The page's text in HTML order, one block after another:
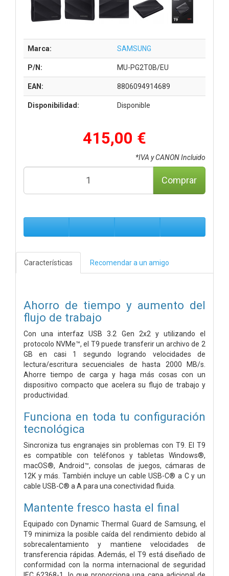
Marca: SAMSUNG
P/N: MU-PG2T0B/EU
EAN: 8806094914689
Disponibilidad: Disponible
415,00 €
*IVA y CANON Incluido
Comprar
Características Recomendar a un amigo
Ahorro de tiempo y aumento del
flujo de trabajo
Con una interfaz USB 3.2 Gen 2x2 y utilizando el
protocolo NVMe™, el T9 puede transferir un archivo de 2
GB en casi 1 segundo logrando velocidades de
lectura/escritura secuenciales de hasta 2000 MB/s.
Ahorre tiempo de carga y haga más cosas con un
dispositivo compacto que acelera su flujo de trabajo y
productividad.
Funciona en toda tu configuración
tecnológica
Sincroniza tus engranajes sin problemas con T9. El T9
es compatible con teléfonos y tabletas Windows®,
macOS®, Android™, consolas de juegos, cámaras de
12K y más. También incluye un cable USB-C® a C y un
cable USB-C® a A para una conectividad fluida.
Mantente fresco hasta el final
Equipado con Dynamic Thermal Guard de Samsung, el
T9 minimiza la posible caída del rendimiento debido al
sobrecalentamiento y mantiene velocidades de
transferencia rápidas. Además, el T9 está diseñado de
conformidad con la norma internacional de seguridad